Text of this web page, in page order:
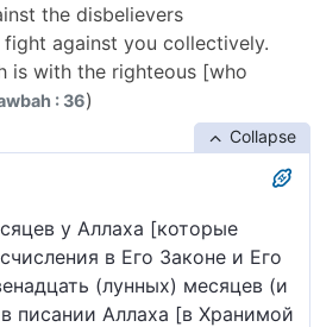
the disbelievers
against you collectively.
is with the righteous [who
: 36)
Collapse
у Аллаха [которые
в Его Законе и Его
(лунных) месяцев (и
писании Аллаха [в Хранимой